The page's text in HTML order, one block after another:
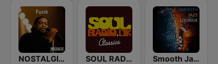
NOSTALGIE FUNK SOUL RADIO Only Classic Soul Smooth Jazz Lounge